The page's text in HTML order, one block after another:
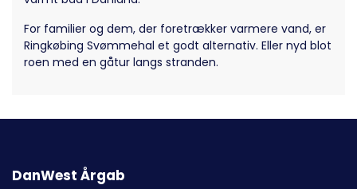
For familier og dem, der foretrækker varmere vand, er
Ringkøbing Svømmehal et godt alternativ. Eller nyd blot
roen med en gåtur langs stranden.
DanWest Årgab